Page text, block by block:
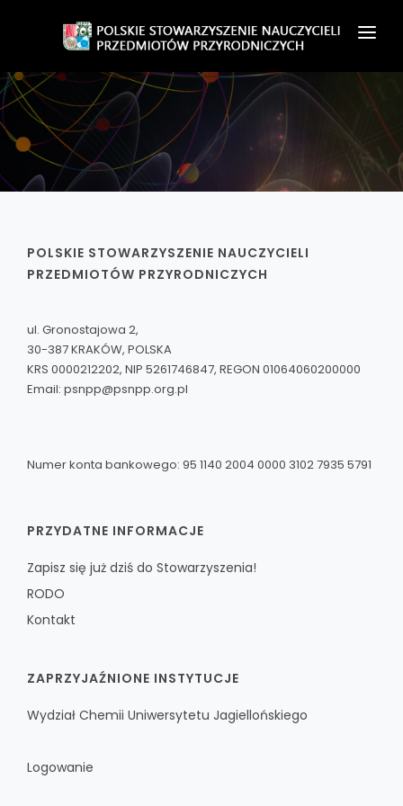
O NAS
ZAPISZ SIĘ
CZASOPISMO
AKTUALNOŚCI
KONTAKT
POLSKIE STOWARZYSZENIE NAUCZYCIELI
PRZEDMIOTÓW PRZYRODNICZYCH
ul. Gronostajowa 2,
30-387 KRAKÓW, POLSKA
KRS 0000212202, NIP 5261746847, REGON 01064060200000
Email: psnpp@psnpp.org.pl
Numer konta bankowego: 95 1140 2004 0000 3102 7935 5791
PRZYDATNE INFORMACJE
Zapisz się już dziś do Stowarzyszenia!
RODO
Kontakt
ZAPRZYJAŹNIONE INSTYTUCJE
Wydział Chemii Uniwersytetu Jagiellońskiego
Logowanie